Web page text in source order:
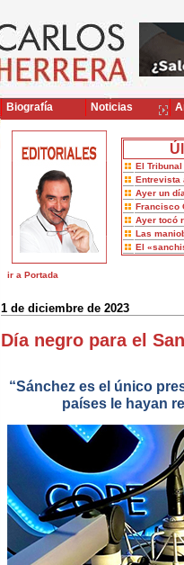
El
Entrevista
Ayer un
Francisco
Ayer tocó
Las
El
ir a Portada
1 de diciembre de 2023
Día negro para el
“Sánchez es el único
países le hayan
Biografía Noticias